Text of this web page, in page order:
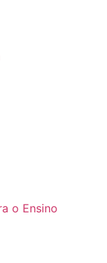
o Ensino